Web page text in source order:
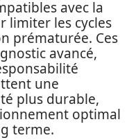
avec la
limiter les cycles
prématurée. Ces
avancé,
une
plus durable,
optimal
terme.